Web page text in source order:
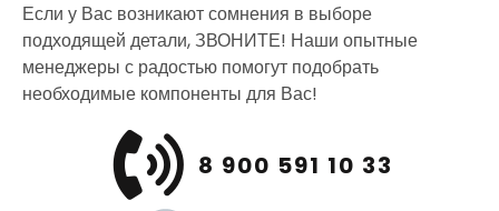
Если у Вас возникают сомнения в выборе
подходящей детали, ЗВОНИТЕ! Наши опытные
менеджеры с радостью помогут подобрать
необходимые компоненты для Вас!
8 900 591 10 33